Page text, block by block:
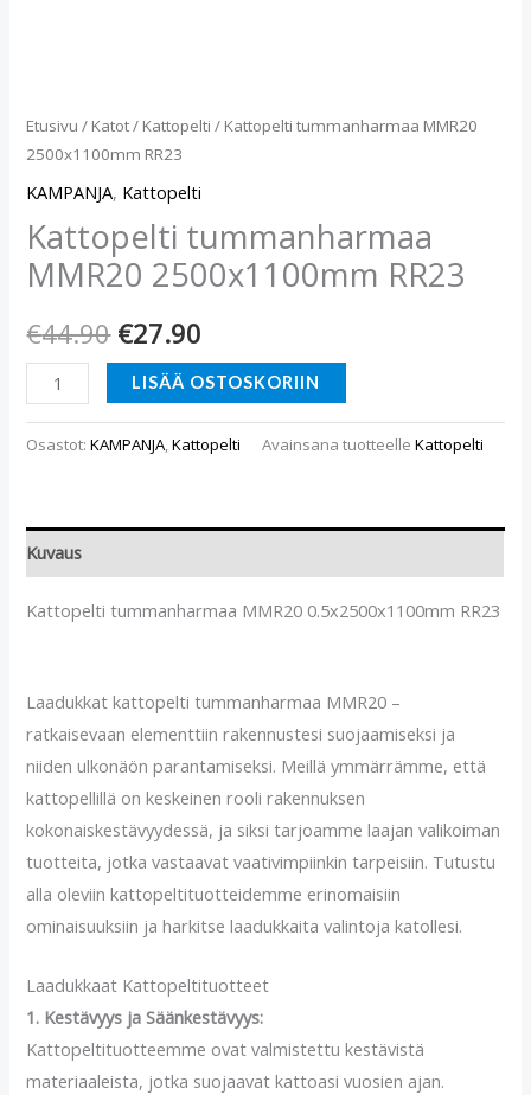
Etusivu / Katot/ Kattopelti / Kattopelti tummanharmaa MMR20
2500x1100mm RR23
KAMPANJA, Kattopelti
Kattopelti tummanharmaa
MMR20 2500x1100mm RR23
€44.90 €27.90
LISÄÄ OSTOSKORIIN
Osastot:KAMPANJA,Kattopelti Avainsana tuotteelleKattopelti
Kuvaus
Kattopelti tummanharmaa MMR20 0.5x2500x1100mm RR23
Laadukkat kattopelti tummanharmaa MMR20 –
ratkaisevaan elementtiin rakennustesi suojaamiseksi ja
niiden ulkonäön parantamiseksi. Meillä ymmärrämme, että
kattopellillä on keskeinen rooli rakennuksen
kokonaiskestävyydessä, ja siksi tarjoamme laajan valikoiman
tuotteita, jotka vastaavat vaativimpiinkin tarpeisiin. Tutustu
alla oleviin kattopeltituotteidemme erinomaisiin
ominaisuuksiin ja harkitse laadukkaita valintoja katollesi.
Laadukkaat Kattopeltituotteet
1. Kestävyys ja Säänkestävyys:
Kattopeltituotteemme ovat valmistettu kestävistä
materiaaleista, jotka suojaavat kattoasi vuosien ajan.